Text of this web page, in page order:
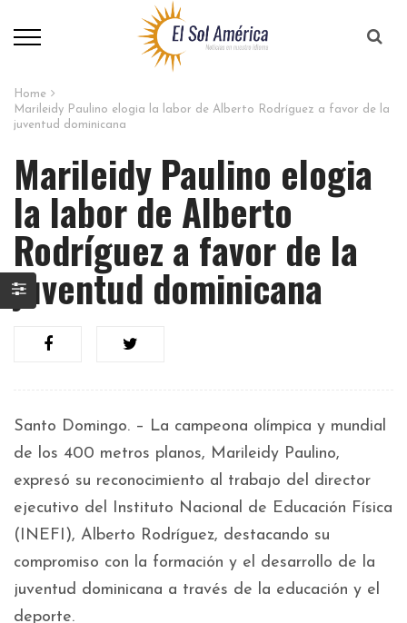
Home
Marileidy Paulino elogia la labor de Alberto Rodríguez a favor de la
juventud dominicana
Marileidy Paulino elogia
la labor de Alberto
Rodríguez a favor de la
juventud dominicana
Santo Domingo. – La campeona olímpica y mundial
de los 400 metros planos, Marileidy Paulino,
expresó su reconocimiento al trabajo del director
ejecutivo del Instituto Nacional de Educación Física
(INEFI), Alberto Rodríguez, destacando su
compromiso con la formación y el desarrollo de la
juventud dominicana a través de la educación y el
deporte.